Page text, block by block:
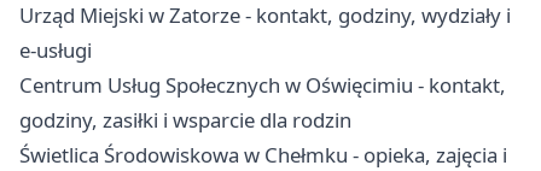
Urząd Miejski w Zatorze - kontakt, godziny, wydziały i
e-usługi
Centrum Usług Społecznych w Oświęcimiu - kontakt,
godziny, zasiłki i wsparcie dla rodzin
Świetlica Środowiskowa w Chełmku - opieka, zajęcia i